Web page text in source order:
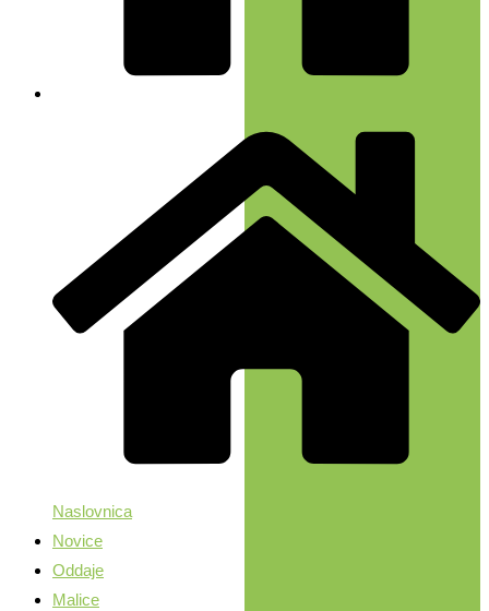
Naslovnica
Novice
Oddaje
Malice